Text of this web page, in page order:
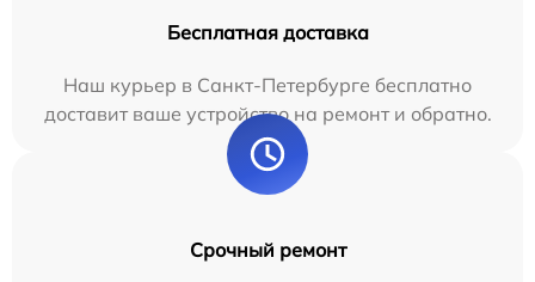
Бесплатная доставка
Наш курьер в Санкт-Петербурге бесплатно
доставит ваше устройство на ремонт и обратно.
Срочный ремонт